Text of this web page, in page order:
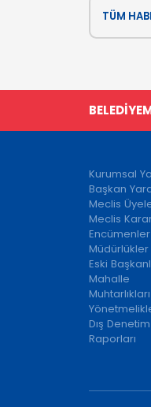
TÜM
Kurumsal
Başkan
Meclis
Meclis
Encümenler
Müdürlükler
Eski
Mahalle
Muhtarlıkları
Dış Denetim
Raporları